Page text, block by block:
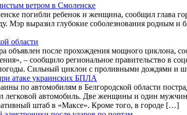
ветром в Смоленске
погибли ребенок и женщина, сообщил глава
Мэр выразил глубокие соболезнования родным и
области
объявлен после прохождения мощного циклона,
– сообщило региональное правительство в
Сильный циклон с проливными дождями и
атаке украинских БПЛА
по автомобилям в Белгородской области
легковой автомобиль. Две женщины и один
штаб в «Максе». Кроме того, в городе […]